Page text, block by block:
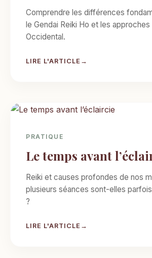
Comprendre les différences
le Gendai Reiki Ho et les approches
Occidental.
LIRE L'ARTICLE
PRATIQUE
Le temps avant
Reiki et causes profondes de nos
plusieurs séances sont-elles
?
LIRE L'ARTICLE